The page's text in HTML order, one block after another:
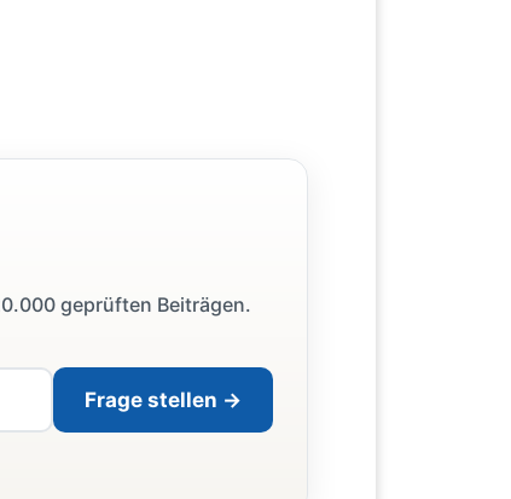
geprüften Beiträgen.
Frage stellen →